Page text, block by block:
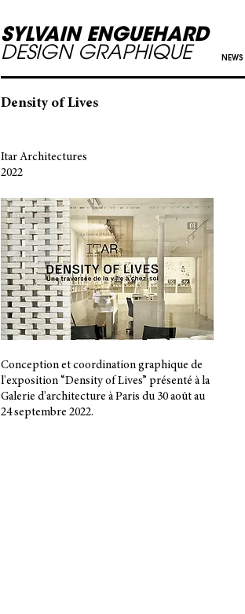
NEWS
DESIGN GRAPHIQUE
SYLVAIN ENGUEHARD
Density of Lives
Itar Architectures
2022
Conception et coordination graphique de
l'exposition “Density of Lives” présenté à la
Galerie d'architecture à Paris du 30 août au
24 septembre 2022.